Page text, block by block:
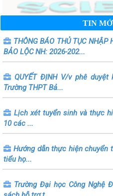
TIN
THÔNG BÁO THỦ TỤC NHẬP
BẢO LỘC NH: 2026-202...
QUYẾT ĐỊNH V/v phê
Trường THPT Bả...
Lịch xét tuyển sinh và thực
10 các ...
Hướng dẫn thực hiện
tiểu họ...
Trường Đại học Công Nghệ